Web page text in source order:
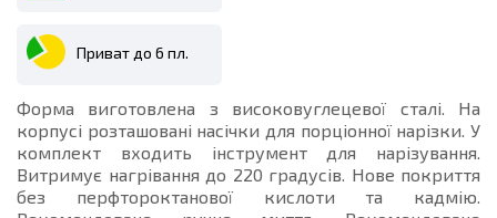
Приват до 6 пл.
Форма виготовлена з високовуглецевої сталі. На
корпусі розташовані насічки для порціонної нарізки. У
комплект входить інструмент для нарізування.
Витримує нагрівання до 220 градусів. Нове покриття
без перфтороктанової кислоти та кадмію.